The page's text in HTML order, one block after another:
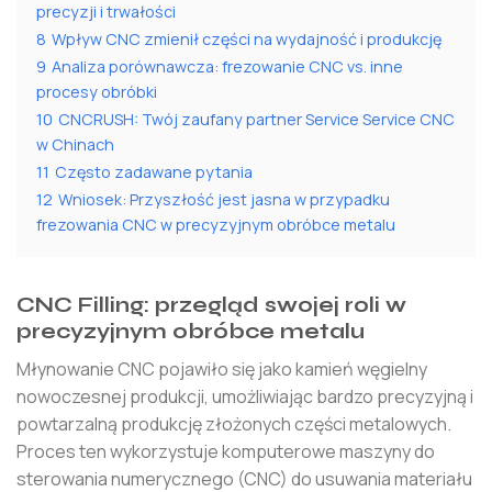
precyzji i trwałości
8 Wpływ CNC zmienił części na wydajność i produkcję
9 Analiza porównawcza: frezowanie CNC vs. inne
procesy obróbki
10 CNCRUSH: Twój zaufany partner Service Service CNC
w Chinach
11 Często zadawane pytania
12 Wniosek: Przyszłość jest jasna w przypadku
frezowania CNC w precyzyjnym obróbce metalu
CNC Filling: przegląd swojej roli w
precyzyjnym obróbce metalu
Młynowanie CNC pojawiło się jako kamień węgielny
nowoczesnej produkcji, umożliwiając bardzo precyzyjną i
powtarzalną produkcję złożonych części metalowych.
Proces ten wykorzystuje komputerowe maszyny do
sterowania numerycznego (CNC) do usuwania materiału